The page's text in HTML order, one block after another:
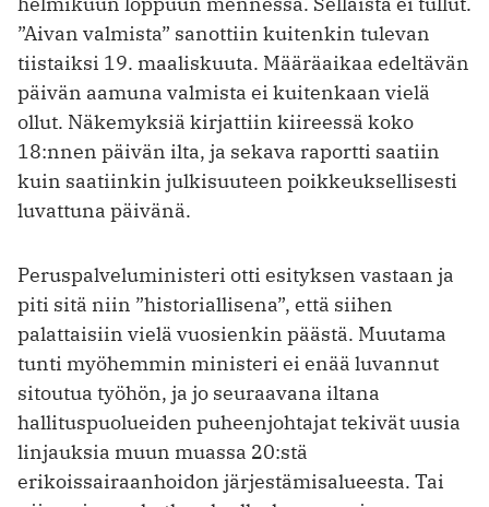
”Aivan valmista” sanottiin kuitenkin tulevan
tiistaiksi 19. maaliskuuta. Määräaikaa edeltävän
päivän aamuna valmista ei kuitenkaan vielä
ollut. Näkemyksiä kirjattiin kiireessä koko
18:nnen päivän ilta, ja sekava raportti saatiin
kuin saatiinkin julkisuuteen poikkeuksellisesti
luvattuna päivänä.
Peruspalveluministeri otti esityksen vastaan ja
piti sitä niin ”historiallisena”, että siihen
palattaisiin vielä vuosienkin päästä. Muutama
tunti myöhemmin ministeri ei enää luvannut
sitoutua työhön, ja jo seuraavana iltana
hallituspuolueiden puheenjohtajat tekivät uusia
lin­jauksia muun muassa 20:stä
erikoissairaanhoidon järjestämisalueesta. Tai